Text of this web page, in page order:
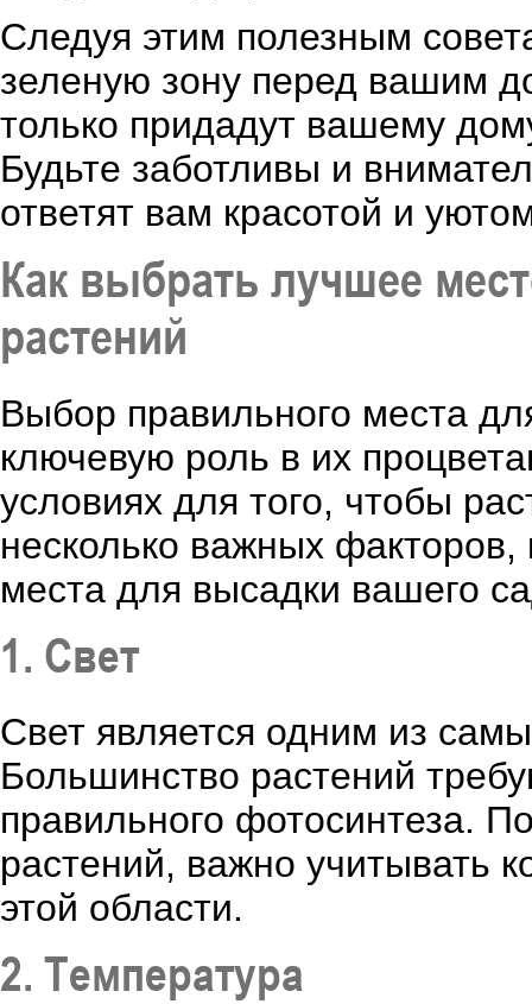
Следуя этим полезным
зеленую зону перед вашим
только придадут вашему
Будьте заботливы и
ответят вам красотой и
Как выбрать лучшее
растений
Выбор правильного места
ключевую роль в их
условиях для того, чтобы
несколько важных
места для высадки вашего
1. Свет
Свет является одним из
Большинство растений
правильного фотосинтеза.
растений, важно учитывать
этой области.
2. Температура